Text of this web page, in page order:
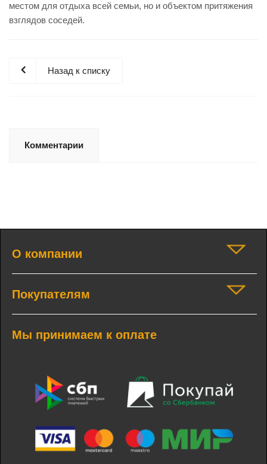
местом для отдыха всей семьи, но и объектом притяжения
взглядов соседей.
Назад к списку
Комментарии
О компании
Покупателям
Мы принимаем к оплате